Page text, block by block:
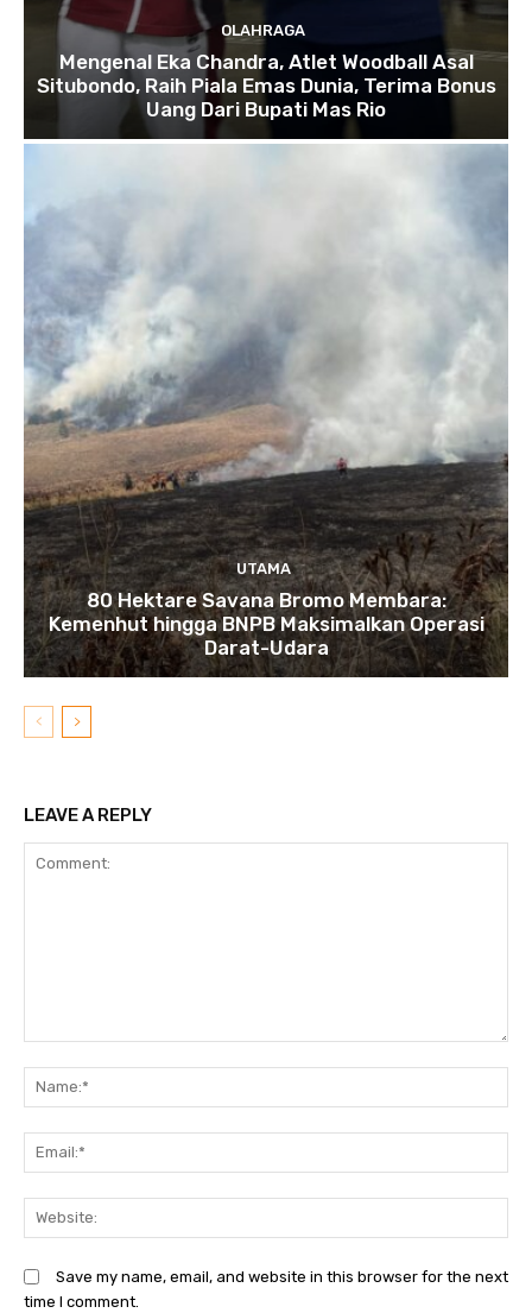
OLAHRAGA
Mengenal Eka Chandra, Atlet Woodball Asal
Situbondo, Raih Piala Emas Dunia, Terima Bonus
Uang Dari Bupati Mas Rio
UTAMA
80 Hektare Savana Bromo Membara:
Kemenhut hingga BNPB Maksimalkan Operasi
Darat-Udara
LEAVE A REPLY
Save my name, email, and website in this browser for the next
time I comment.